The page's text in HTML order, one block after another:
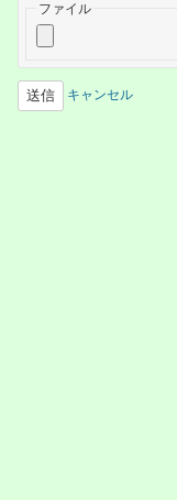
ファイル
キャンセル